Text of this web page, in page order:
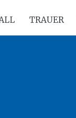
TRAUER